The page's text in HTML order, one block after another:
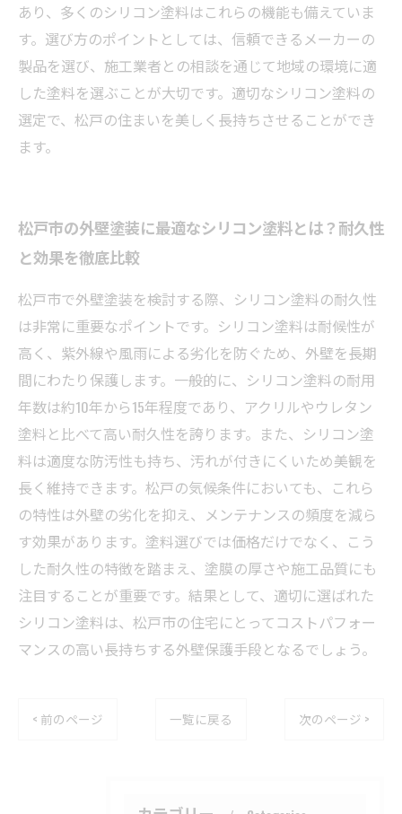
あり、多くのシリコン塗料はこれらの機能も備えていま
す。選び方のポイントとしては、信頼できるメーカーの
製品を選び、施工業者との相談を通じて地域の環境に適
した塗料を選ぶことが大切です。適切なシリコン塗料の
選定で、松戸の住まいを美しく長持ちさせることができ
ます。
松戸市の外壁塗装に最適なシリコン塗料とは？耐久性
と効果を徹底比較
松戸市で外壁塗装を検討する際、シリコン塗料の耐久性
は非常に重要なポイントです。シリコン塗料は耐候性が
高く、紫外線や風雨による劣化を防ぐため、外壁を長期
間にわたり保護します。一般的に、シリコン塗料の耐用
年数は約10年から15年程度であり、アクリルやウレタン
塗料と比べて高い耐久性を誇ります。また、シリコン塗
料は適度な防汚性も持ち、汚れが付きにくいため美観を
長く維持できます。松戸の気候条件においても、これら
の特性は外壁の劣化を抑え、メンテナンスの頻度を減ら
す効果があります。塗料選びでは価格だけでなく、こう
した耐久性の特徴を踏まえ、塗膜の厚さや施工品質にも
注目することが重要です。結果として、適切に選ばれた
シリコン塗料は、松戸市の住宅にとってコストパフォー
マンスの高い長持ちする外壁保護手段となるでしょう。
< 前のページ 一覧に戻る 次のページ >